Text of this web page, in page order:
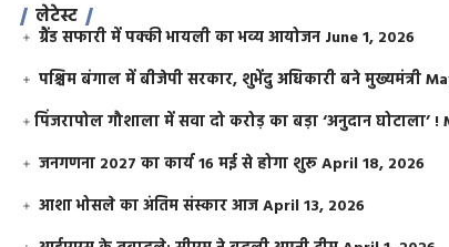
लेटेस्ट
ग्रैंड सफारी में पक्की भायली का भव्य आयोजन June 1, 2026
पश्चिम बंगाल में बीजेपी सरकार, शुभेंदु अधिकारी बने मुख्यमंत्री
​पिंजरापोल गौशाला में सवा दो करोड़ का बड़ा ‘अनुदान घोटाला’ !
जनगणना 2027 का कार्य 16 मई से होगा शुरूApril 18, 2026
आशा भोसले का अंतिम संस्कार आजApril 13, 2026